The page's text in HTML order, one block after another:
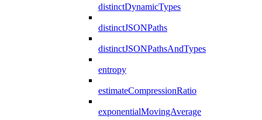
distinctDynamicTypes
distinctJSONPaths
distinctJSONPathsAndTypes
entropy
estimateCompressionRatio
exponentialMovingAverage